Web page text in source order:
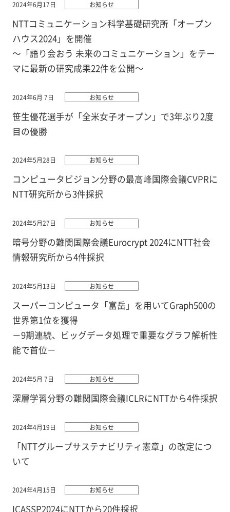
2024年6月17日 お知らせ
NTTコミュニケーション科学基礎研究所「オープン
ハウス2024」を開催
～「語り会おう 未来のコミュニケーション」をテー
マに最新の研究成果22件を公開～
2024年6月 7日 お知らせ
笹生優花選手が「全米女子オープン」で3年ぶり2度
目の優勝
2024年5月28日 お知らせ
コンピュータビジョン分野の最高峰国際会議CVPRに
NTT研究所から3件採択
2024年5月27日 お知らせ
暗号分野の難関国際会議Eurocrypt 2024にNTT社会
情報研究所から4件採択
2024年5月13日 お知らせ
スーパーコンピュータ「富岳」を用いてGraph500の
世界第1位を獲得
－9期連続、ビッグデータ処理で重要なグラフ解析性
能で首位－
2024年5月 7日 お知らせ
深層学習分野の難関国際会議ICLRにNTTから4件採択
2024年4月19日 お知らせ
「NTTグループサステナビリティ憲章」の改定につ
いて
2024年4月15日 お知らせ
ICASSP2024にNTTから20件採択